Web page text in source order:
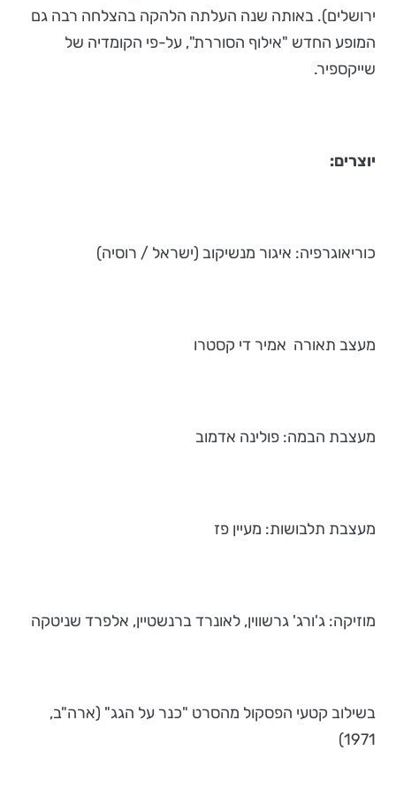
ירושלים). באותה שנה העלתה הלהקה בהצלחה רבה גם
המופע החדש "אילוף הסוררת", על-פי הקומדיה של
שייקספיר.
יוצרים:
כוריאוגרפיה: איגור מנשיקוב (ישראל / רוסיה)
מעצב תאורה אמיר די קסטרו
מעצבת הבמה: פולינה אדמוב
מעצבת תלבושות: מעיין פז
מוזיקה: ג'ורג' גרשווין, לאונרד ברנשטיין, אלפרד שניטקה
בשילוב קטעי הפסקול מהסרט "כנר על הגג" (ארה"ב,
1971)